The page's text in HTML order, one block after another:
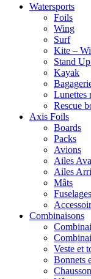
Watersports
Foils
Wing
Surf
Kite –
Stand
Kayak
Lunettes
Rescue
Axis Foils
Boards
Packs
Avions
Ailes
Ailes
Mâts
Fuselages
Combinaisons
Veste et
Bonnets